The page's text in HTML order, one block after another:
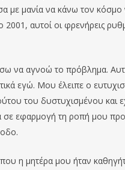
με μανία να κάνω τον
αυτοί οι φρενήρεις
να αγνοώ το πρόβλημα.
εγώ. Μου έλειπε ο
του δυστυχισμένου και
εφαρμογή τη ροπή μου
η μητέρα μου ήταν